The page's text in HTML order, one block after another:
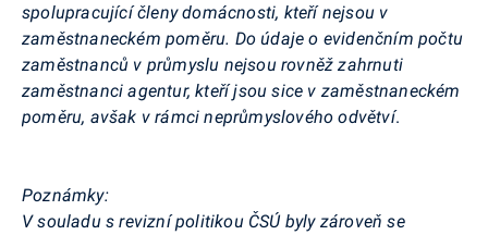
spolupracující členy domácnosti, kteří nejsou v
zaměstnaneckém poměru. Do údaje o evidenčním počtu
zaměstnanců v průmyslu nejsou rovněž zahrnuti
zaměstnanci agentur, kteří jsou sice v zaměstnaneckém
poměru, avšak v rámci neprůmyslového odvětví.
Poznámky:
V souladu s revizní politikou ČSÚ byly zároveň se